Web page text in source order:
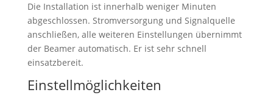
Die Installation ist innerhalb weniger Minuten
abgeschlossen. Stromversorgung und Signalquelle
anschließen, alle weiteren Einstellungen übernimmt
der Beamer automatisch. Er ist sehr schnell
einsatzbereit.
Einstellmöglichkeiten